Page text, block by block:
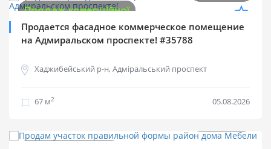
Продаж комерційної
Продается фасадное коммерческое помещение
на Адмиральском проспекте! #35788
Хаджибейський р-н, Адміральський проспект
67 м2 05.08.2026